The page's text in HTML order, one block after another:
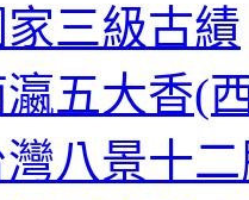
家三級古績
瀛五大香(
灣八景十